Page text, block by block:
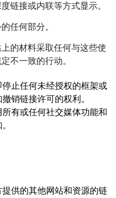
链接或内联等方式显示。
任何部分。
的材料采取任何与这些使
不一致的行动。
止任何未经授权的框架或
销链接许可的权利。
有或任何社交媒体功能和
供的其他网站和资源的链